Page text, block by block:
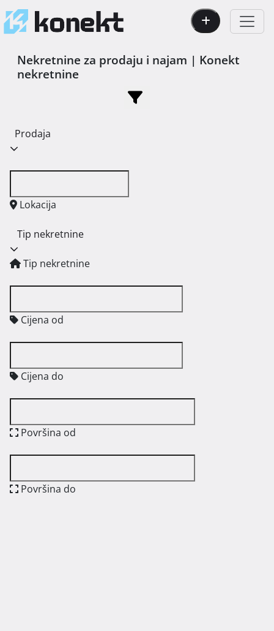
Nekretnine za prodaju i najam | Konekt
nekretnine
Prodaja
Lokacija
Tip nekretnine
Tip nekretnine
Cijena od
Cijena do
Površina od
Površina do